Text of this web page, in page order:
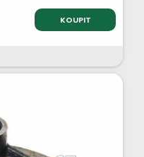
KOUPIT